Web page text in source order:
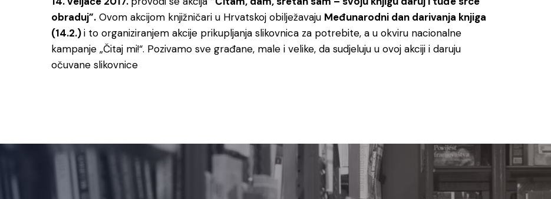
obraduj”. Ovom akcijom knjižničari u Hrvatskoj obilježavaju Međunarodni dan darivanja knjiga
(14.2.)i to organiziranjem akcije prikupljanja slikovnica za potrebite, a u okviru nacionalne
kampanje „Čitaj mi!“. Pozivamo sve građane, male i velike, da sudjeluju u ovoj akciji i daruju
očuvane slikovnice